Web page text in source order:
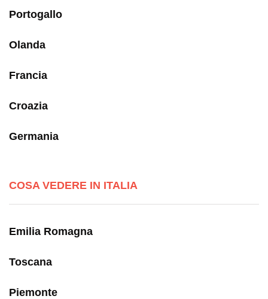
Portogallo
Olanda
Francia
Croazia
Germania
COSA VEDERE IN ITALIA
Emilia Romagna
Toscana
Piemonte